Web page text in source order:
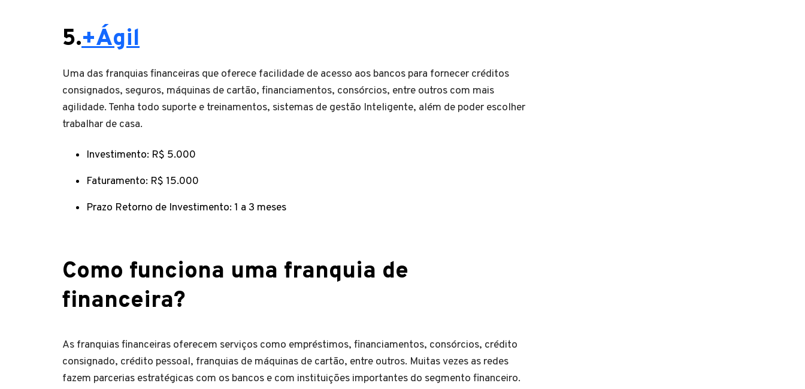
5.+Ágil
Uma das franquias financeiras que oferece facilidade de acesso aos bancos para fornecer créditos
consignados, seguros, máquinas de cartão, financiamentos, consórcios, entre outros com mais
agilidade. Tenha todo suporte e treinamentos, sistemas de gestão Inteligente, além de poder escolher
trabalhar de casa.
Investimento: R$ 5.000
Faturamento: R$ 15.000
Prazo Retorno de Investimento: 1 a 3 meses
Como funciona uma franquia de
financeira?
As franquias financeiras oferecem serviços como empréstimos, financiamentos, consórcios, crédito
consignado, crédito pessoal, franquias de máquinas de cartão, entre outros. Muitas vezes as redes
fazem parcerias estratégicas com os bancos e com instituições importantes do segmento financeiro.